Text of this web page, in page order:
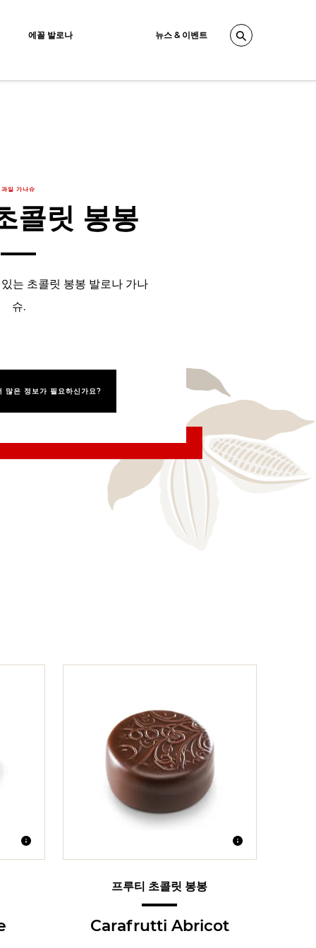
Search
에꼴 발로나 뉴스 & 이벤트
과일 가나슈
콜릿 봉봉
는 초콜릿 봉봉 발로나 가나
슈.
많은 정보가 필요하신가요?
프루티 초콜릿 봉봉
Carafrutti Abricot